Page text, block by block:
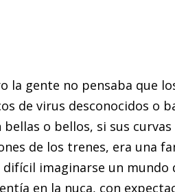
la gente no pensaba que
de virus desconocidos o
o bellos, si sus curvas
de los trenes, era una
imaginarse un mundo
en la nuca, con